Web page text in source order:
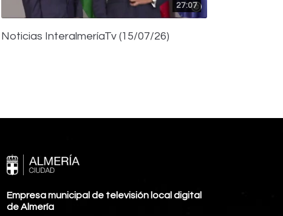
27:07
Noticias InteralmeríaTv (15/07/26)
Empresa municipal de televisión local digital
de Almería